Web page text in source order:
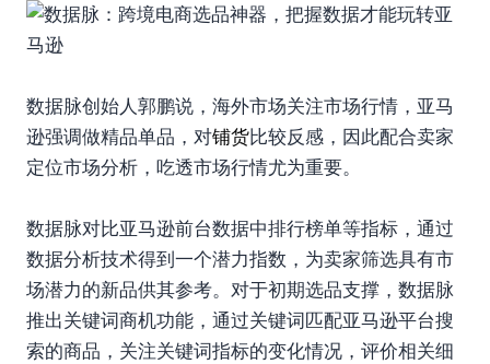
数据脉创始人郭鹏说，海外市场关注市场行情，亚马
逊强调做精品单品，对铺货比较反感，因此配合卖家
定位市场分析，吃透市场行情尤为重要。
数据脉对比亚马逊前台数据中排行榜单等指标，通过
数据分析技术得到一个潜力指数，为卖家筛选具有市
场潜力的新品供其参考。对于初期选品支撑，数据脉
推出关键词商机功能，通过关键词匹配亚马逊平台搜
索的商品，关注关键词指标的变化情况，评价相关细